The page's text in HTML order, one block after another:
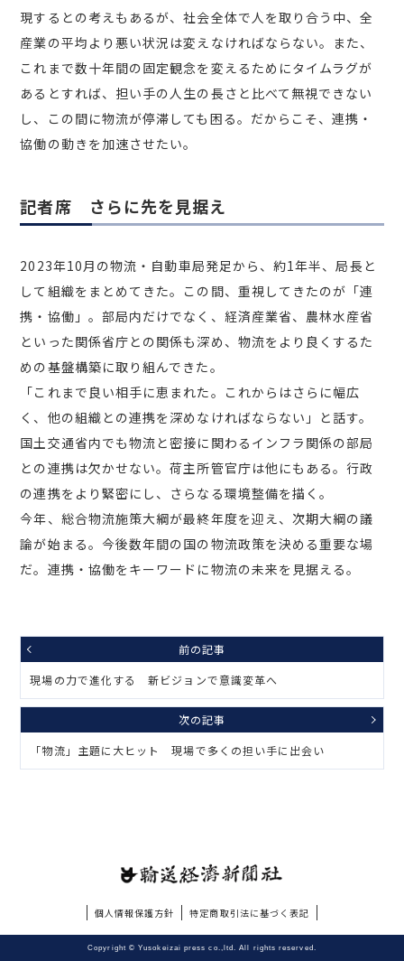
現するとの考えもあるが、社会全体で人を取り合う中、全
産業の平均より悪い状況は変えなければならない。また、
これまで数十年間の固定観念を変えるためにタイムラグが
あるとすれば、担い手の人生の長さと比べて無視できない
し、この間に物流が停滞しても困る。だからこそ、連携・
協働の動きを加速させたい。
記者席 さらに先を見据え
2023年10月の物流・自動車局発足から、約1年半、局長と
して組織をまとめてきた。この間、重視してきたのが「連
携・協働」。部局内だけでなく、経済産業省、農林水産省
といった関係省庁との関係も深め、物流をより良くするた
めの基盤構築に取り組んできた。
「これまで良い相手に恵まれた。これからはさらに幅広
く、他の組織との連携を深めなければならない」と話す。
国土交通省内でも物流と密接に関わるインフラ関係の部局
との連携は欠かせない。荷主所管官庁は他にもある。行政
の連携をより緊密にし、さらなる環境整備を描く。
今年、総合物流施策大綱が最終年度を迎え、次期大綱の議
論が始まる。今後数年間の国の物流政策を決める重要な場
だ。連携・協働をキーワードに物流の未来を見据える。
前の記事
現場の力で進化する 新ビジョンで意識変革へ
次の記事
「物流」主題に大ヒット 現場で多くの担い手に出会い
個人情報保護方針 特定商取引法に基づく表記
Copyright © Yusokeizai press co.,ltd. All rights reserved.